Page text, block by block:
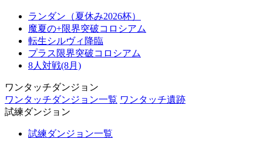
ランダン（夏休み2026杯）
魔夏の+限界突破コロシアム
転生シルヴィ降臨
プラス限界突破コロシアム
8人対戦(8月)
ワンタッチダンジョン
ワンタッチダンジョン一覧 ワンタッチ遺跡
試練ダンジョン
試練ダンジョン一覧